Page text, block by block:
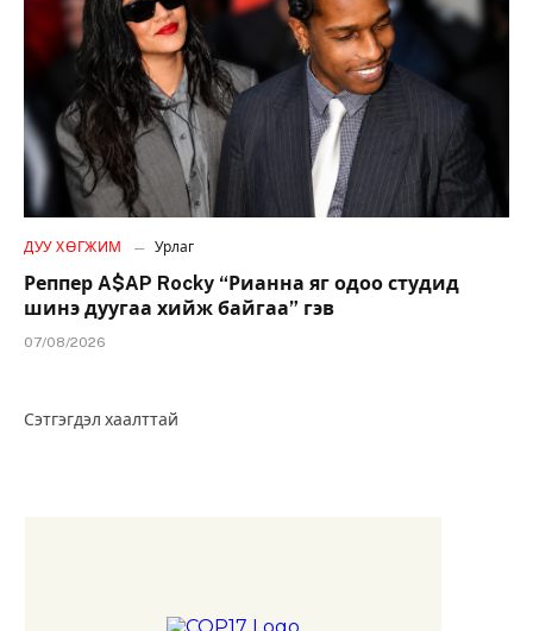
ДУУ ХӨГЖИМ Урлаг
Реппер A$AP Rocky “Рианна яг одоо студид
шинэ дуугаа хийж байгаа” гэв
07/08/2026
Сэтгэгдэл хаалттай